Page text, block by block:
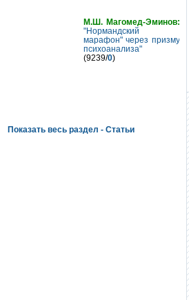
М.Ш. Магомед-Эминов:
"Нормандский
марафон" через призму
психоанализа"
(9239/0)
Показать весь раздел - Статьи